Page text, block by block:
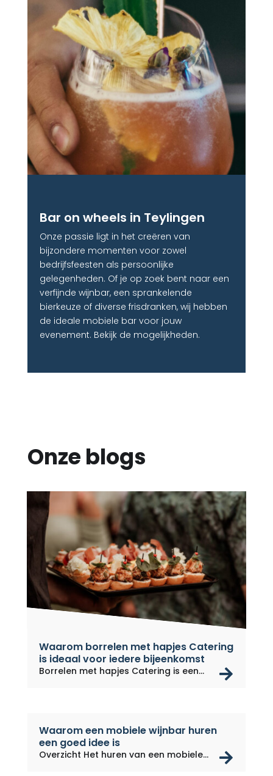
Bar on wheels in Teylingen
Onze passie ligt in het creëren van
bijzondere momenten voor zowel
bedrijfsfeesten als persoonlijke
gelegenheden. Of je op zoek bent naar een
verfijnde wijnbar, een sprankelende
bierkeuze of diverse frisdranken, wij hebben
de ideale mobiele bar voor jouw
evenement. Bekijk de mogelijkheden.
Onze blogs
Waarom borrelen met hapjes Catering
is ideaal voor iedere bijeenkomst
Borrelen met hapjes Catering is een...
Waarom een mobiele wijnbar huren
een goed idee is
Overzicht Het huren van een mobiele...